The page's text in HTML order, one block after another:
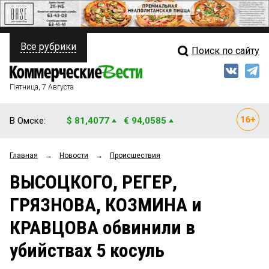
ПОЛИТИКА
ФИНАНСЫ
ОБЩЕСТВО
ЗАКОН
НОВОСТИ КОМПАНИЙ
ПРОИСШЕСТВИЯ
Свежий выпуск
Мнения
Рейтинги
Блоги
Архив
Все рубрики Поиск по сайту
Пятница, 7 Августа
В Омске: $ 81,4077 € 94,0585
Главная → Новости → Происшествия
ВЫСОЦКОГО, РЕГЕР,
ГРЯЗНОВА, КОЗМИНА и
КРАВЦОВА обвинили в
убийствах 5 косуль